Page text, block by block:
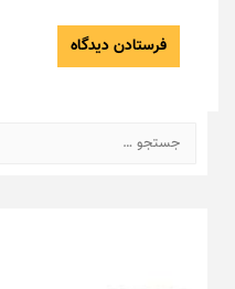
جستجو
برای: